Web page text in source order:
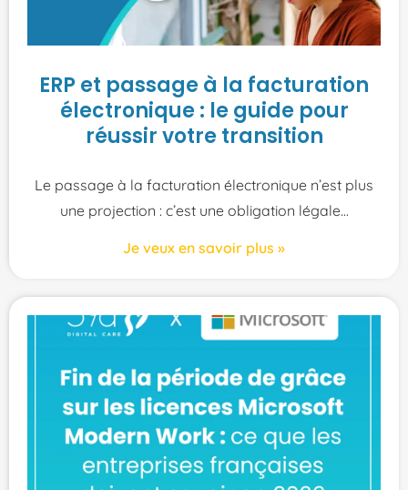
ERP et passage à la facturation
électronique : le guide pour
réussir votre transition
Le passage à la facturation électronique n’est plus
une projection : c’est une obligation légale
Je veux en savoir plus »